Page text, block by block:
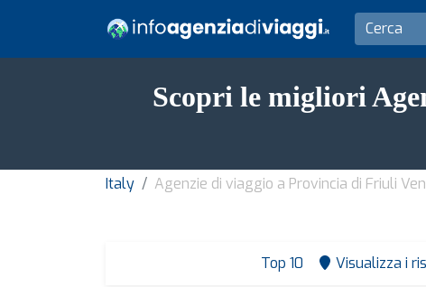
Scopri le migliori
Italy Agenzie di viaggio a Provincia di Friuli
Top 10 Visualizza i